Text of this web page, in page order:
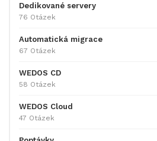
Dedikované servery
76 Otázek
Automatická migrace
67 Otázek
WEDOS CD
58 Otázek
WEDOS Cloud
47 Otázek